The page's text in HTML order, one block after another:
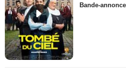
Bande-annonce